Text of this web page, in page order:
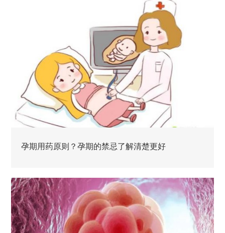
孕期用药原则？孕期的禁忌了解清楚更好